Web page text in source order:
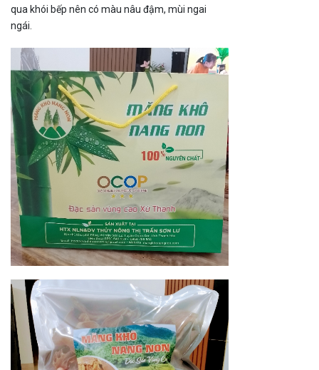
qua khói bếp nên có màu nâu đậm, mùi ngai
ngái.